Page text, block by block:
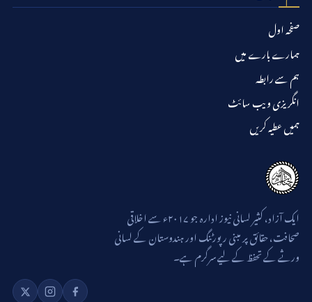
صفحہ اول
ہمارے بارے میں
ہم سے رابطہ
انگریزی ویب سائٹ
ہمیں عطیہ کریں
ایک آزاد، کثیر لسانی نیوز ادارہ جو ۲۰۱۷ء سے اخلاقی
صحافت، حقائق پر مبنی رپورٹنگ اور ہندوستان کے لسانی
ورثے کے تحفظ کے لیے سرگرم ہے۔